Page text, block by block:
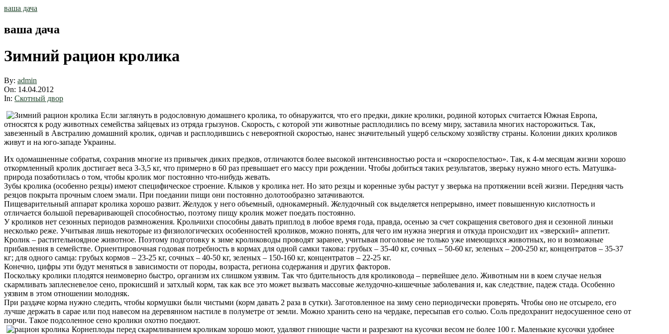
Skip
ваша дача
ваша дача
Зимний рацион кролика
By: admin
On: 14.04.2012
In: Скотный двор
Если заглянуть в родословную домашнего кролика, то обнаружится, что его предки, дикие кролики, родиной которых считается Южная Европа,
относятся к роду животных семейства зайцевых из отряда грызунов. Скорость, с которой эти животные расплодились по всему миру, заставила многих насторожиться. Так,
завезенный в Австралию домашний кролик, одичав и расплодившись с невероятной скоростью, нанес значительный ущерб сельскому хозяйству страны. Колонии диких кроликов
живут и на юго-западе Украины.
Их одомашненные собратья, сохранив многие из привычек диких предков, отличаются более высокой интенсивностью роста и «скороспелостью». Так, к 4-м месяцам жизни хорошо
откормленный кролик достигает веса 3-3,5 кг, что примерно в 60 раз превышает его массу при рождении. Чтобы добиться таких результатов, зверьку нужно много есть. Матушка-
природа позаботилась о том, чтобы кролик мог постоянно что-нибудь жевать.
Зубы кролика (особенно резцы) имеют специфическое строение. Клыков у кролика нет. Но зато резцы и коренные зубы растут у зверька на протяжении всей жизни. Передняя часть
резцов покрыта прочным слоем эмали. При поедании пищи они постоянно долото­образно затачиваются.
Пищеварительный аппарат кролика хорошо развит. Желудок у него объемный, однокамерный. Желудочный сок выделяется непрерывно, имеет повышенную кислотность и
отличается большой переваривающей способностью, поэтому пищу кролик может поедать постоянно.
У кроликов нет сезонных периодов размножения. Крольчихи способны давать приплод в любое время года, правда, осенью за счет сокращения светового дня и сезонной линьки
несколько реже. Учитывая лишь некоторые из физиологических особенностей кроликов, можно понять, для чего им нужна энергия и откуда происходит их «зверский» аппетит.
Кролик – растительноядное животное. Поэтому подготовку к зиме кролиководы проводят заранее, учитывая поголовье не только уже имеющихся животных, но и возможные
прибавления в семействе. Ориентировочная годовая потребность в кормах для одной самки такова: грубых – 35-40 кг, сочных – 50-60 кг, зеленых – 200-250 кг, концентратов – 35-37
кг; для одного самца: грубых кормов – 23-25 кг, сочных – 40-50 кг, зеленых – 150-160 кг, концентратов – 22-25 кг.
Конечно, цифры эти будут меняться в зависимости от породы, возраста, региона содержания и других факторов.
Поскольку кролики плодятся неимоверно быстро, организм их слишком уязвим. Так что бдительность для кроликовода – первейшее дело. Животным ни в коем случае нельзя
скармливать заплесневелое сено, прокисший и затхлый корм, так как все это может вызвать массовые желудочно-кишечные заболевания и, как следствие, падеж стада. Особенно
уязвим в этом отношении молодняк.
При раздаче корма нужно следить, чтобы кормушки были чистыми (корм давать 2 раза в сутки). Заготовленное на зиму сено периодически проверять. Чтобы оно не отсырело, его
лучше держать в сарае или под навесом на деревянном настиле в полуметре от земли. Можно хранить сено на чердаке, пересыпав его солью. Соль предохранит недосушенное сено от
порчи. Такое подсоленное сено кролики охотно поедают.
Корнеплоды перед скармливанием кроликам хорошо моют, удаляют гниющие части и разрезают на кусочки весом не более 100 г. Маленькие кусочки удобнее